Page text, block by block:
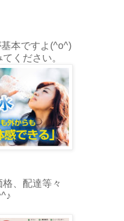
本ですよ(^o^)
ください。
、配達等々